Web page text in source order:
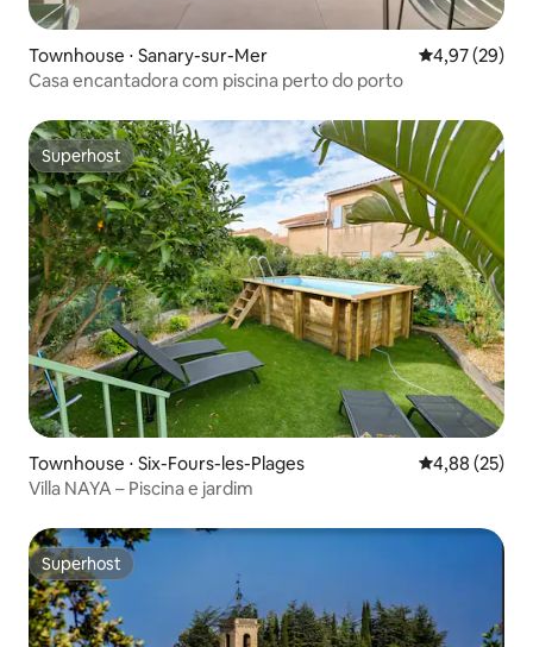
Townhouse ⋅ Sanary-sur-Mer 4,97 de uma
4,97 (29)
Casa encantadora com piscina perto do porto
Superhost
Superhost
Townhouse ⋅ Six-Fours-les-Plages 4,88 de uma
4,88 (25)
Villa NAYA – Piscina e jardim
Superhost
Superhost